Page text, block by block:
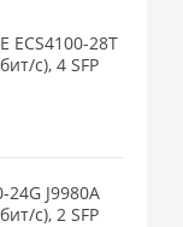
ECS4100-28T
с), 4 SFP
24G J9980A
с), 2 SFP